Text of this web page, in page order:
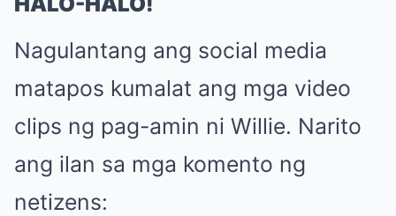
Nagulantang ang social media
matapos kumalat ang mga video
clips ng pag-amin ni Willie. Narito
ang ilan sa mga komento ng
netizens: